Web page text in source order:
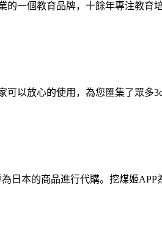
一個教育品牌，十餘年專注教育
以放心的使用，為您匯集了眾
日本的商品進行代購。挖煤姬